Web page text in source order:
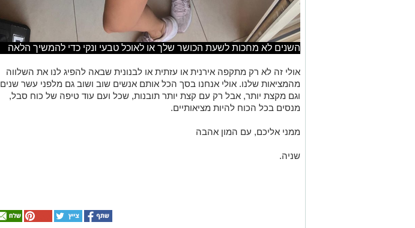
השנים לא מחכות לשעת הכושר שלך או לאוכל טבעי ונקי כדי להמשיך הלאה
אולי זה לא רק מתקפה אירנית או עזתית או לבנונית שבאה להפיג לנו את השלווה
מהמציאות שלנו. אולי אנחנו בסך הכל אותם אנשים שוב ושוב גם מלפני עשר שנים
וגם מקצת יותר, אבל רק עם קצת יותר תובנות, שכל ועם עוד טיפה של כוח סבל,
מנסים בכל הכוח להיות מציאותיים.
ממני אליכם, עם המון אהבה
שניה.